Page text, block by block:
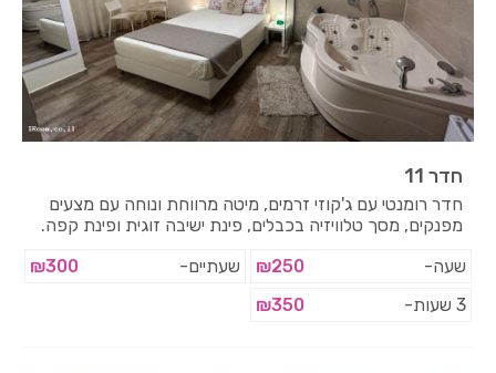
חדר 11
חדר רומנטי עם ג'קוזי זרמים, מיטה מרווחת ונוחה עם מצעים
מפנקים, מסך טלוויזיה בכבלים, פינת ישיבה זוגית ופינת קפה.
שעה-
₪250 שעתיים-
₪300
3 שעות-
₪350